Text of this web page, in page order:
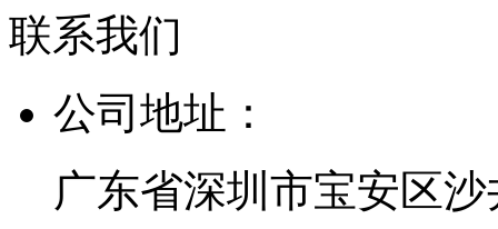
联系我们
公司地址：
广东省深圳市宝安区